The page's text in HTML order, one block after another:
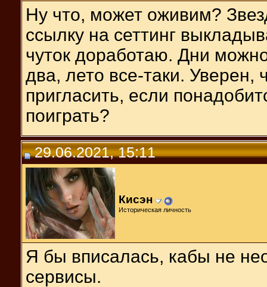
Ну что, может оживим?
ссылку на сеттинг
чуток доработаю. Дни
два, лето все-таки. Уверен,
пригласить, если
поиграть?
29.06.2021, 15:11
Кисэн
Историческая личность
Я бы вписалась, кабы не
сервисы.